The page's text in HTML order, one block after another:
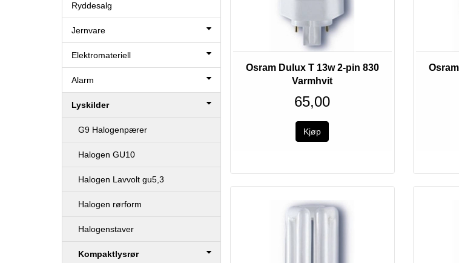
Ryddesalg
Jernvare
Elektromateriell
Alarm
Lyskilder
G9 Halogenpærer
Halogen GU10
Halogen Lavvolt gu5,3
Halogen rørform
Halogenstaver
Kompaktlysrør
Osram Dulux T 13w 2-pin 830
Varmhvit
65,00